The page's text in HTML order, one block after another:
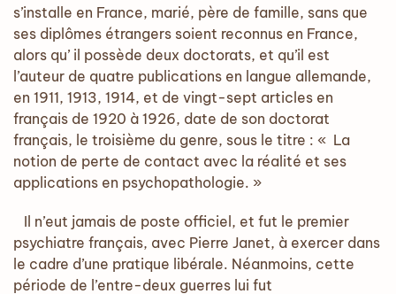
s’installe en France, marié, père de famille, sans que
ses diplômes étrangers soient reconnus en France,
alors qu’ il possède deux doctorats, et qu’il est
l’auteur de quatre publications en langue allemande,
en 1911, 1913, 1914, et de vingt-sept articles en
français de 1920 à 1926, date de son doctorat
français, le troisième du genre, sous le titre : « La
notion de perte de contact avec la réalité et ses
applications en psychopathologie. »
Il n’eut jamais de poste officiel, et fut le premier
psychiatre français, avec Pierre Janet, à exercer dans
le cadre d’une pratique libérale. Néanmoins, cette
période de l’entre-deux guerres lui fut